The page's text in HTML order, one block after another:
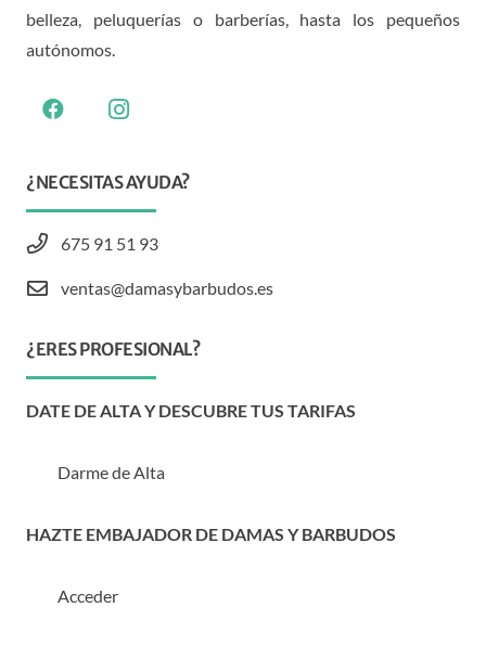
belleza, peluquerías o barberías, hasta los pequeños
autónomos.
¿NECESITAS AYUDA?
675 91 51 93
ventas@damasybarbudos.es
¿ERES PROFESIONAL?
DATE DE ALTA Y DESCUBRE TUS TARIFAS
Darme de Alta
HAZTE EMBAJADOR DE DAMAS Y BARBUDOS
Acceder